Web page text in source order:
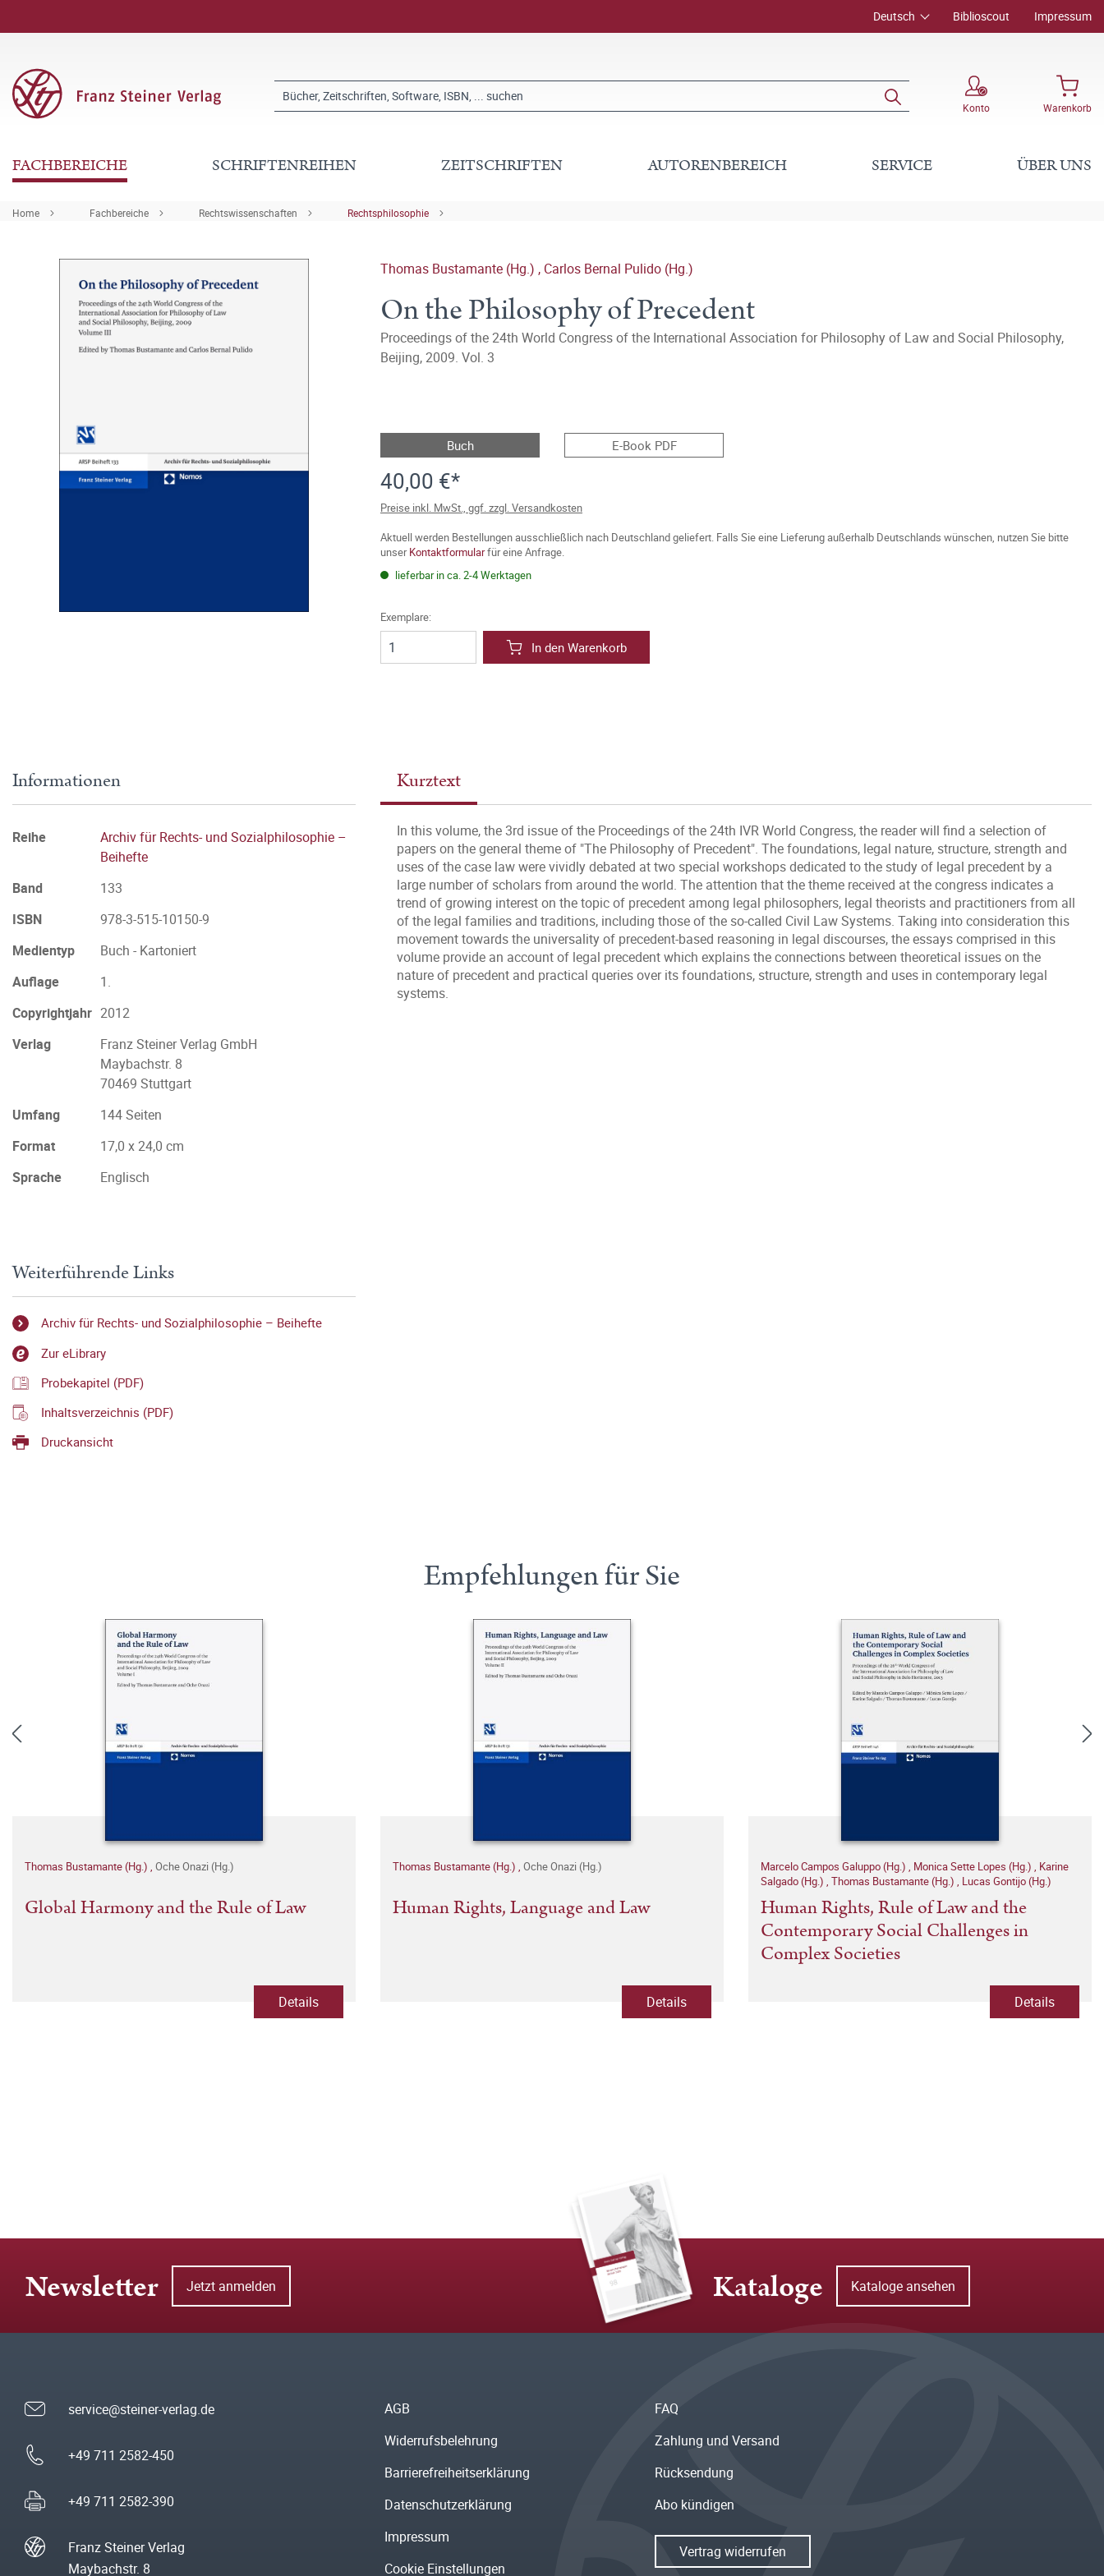
Deutsch Biblioscout Impressum
Konto Warenkorb
FACHBEREICHE SCHRIFTENREIHEN ZEITSCHRIFTEN AUTORENBEREICH SERVICE ÜBER UNS
Home Fachbereiche Rechtswissenschaften Rechtsphilosophie
Thomas Bustamante (Hg.) , Carlos Bernal Pulido (Hg.)
On the Philosophy of Precedent
Proceedings of the 24th World Congress of the International Association for Philosophy of Law and Social Philosophy,
Beijing, 2009. Vol. 3
Buch E-Book PDF
40,00 €*
Preise inkl. MwSt., ggf. zzgl. Versandkosten
Aktuell werden Bestellungen ausschließlich nach Deutschland geliefert. Falls Sie eine Lieferung außerhalb Deutschlands wünschen, nutzen Sie bitte
unserKontaktformularfür eine Anfrage.
lieferbar in ca. 2-4 Werktagen
Exemplare:
In den Warenkorb
Kurztext
In this volume, the 3rd issue of the Proceedings of the 24th IVR World Congress, the reader will find a selection of
papers on the general theme of "The Philosophy of Precedent". The foundations, legal nature, structure, strength and
uses of the case law were vividly debated at two special workshops dedicated to the study of legal precedent by a
large number of scholars from around the world. The attention that the theme received at the congress indicates a
trend of growing interest on the topic of precedent among legal philosophers, legal theorists and practitioners from all
of the legal families and traditions, including those of the so-called Civil Law Systems. Taking into consideration this
movement towards the universality of precedent-based reasoning in legal discourses, the essays comprised in this
volume provide an account of legal precedent which explains the connections between theoretical issues on the
nature of precedent and practical queries over its foundations, structure, strength and uses in contemporary legal
systems.
Informationen
Reihe
Archiv für Rechts- und Sozialphilosophie –
Beihefte
Band
133
ISBN
978-3-515-10150-9
Medientyp
Buch - Kartoniert
Auflage
1.
Copyrightjahr 2012
Verlag
Franz Steiner Verlag GmbH
Maybachstr. 8
70469 Stuttgart
Umfang
144 Seiten
Format
17,0 x 24,0 cm
Sprache
Englisch
Weiterführende Links
Archiv für Rechts- und Sozialphilosophie – Beihefte
Zur eLibrary
Probekapitel (PDF)
Inhaltsverzeichnis (PDF)
Druckansicht
Empfehlungen für Sie
Thomas Bustamante (Hg.) , Oche Onazi (Hg.)
Global Harmony and the Rule of Law
Details
Thomas Bustamante (Hg.) , Oche Onazi (Hg.)
Human Rights, Language and Law
Details
Marcelo Campos Galuppo (Hg.) , Monica Sette Lopes (Hg.) , Karine
Salgado (Hg.) , Thomas Bustamante (Hg.) , Lucas Gontijo (Hg.)
Human Rights, Rule of Law and the
Contemporary Social Challenges in
Complex Societies
Details
Newsletter Jetzt anmelden Kataloge Kataloge ansehen
service@steiner-verlag.de
+49 711 2582-450
+49 711 2582-390
Franz Steiner Verlag
Maybachstr. 8
AGB
Widerrufsbelehrung
Barrierefreiheitserklärung
Datenschutzerklärung
Impressum
Cookie Einstellungen
FAQ
Zahlung und Versand
Rücksendung
Abo kündigen
Vertrag widerrufen